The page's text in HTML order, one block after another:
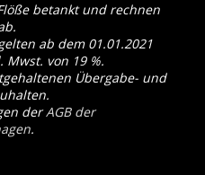
betankt und rechnen
ab dem 01.01.2021
von 19 %.
Übergabe- und
derAGB der
.